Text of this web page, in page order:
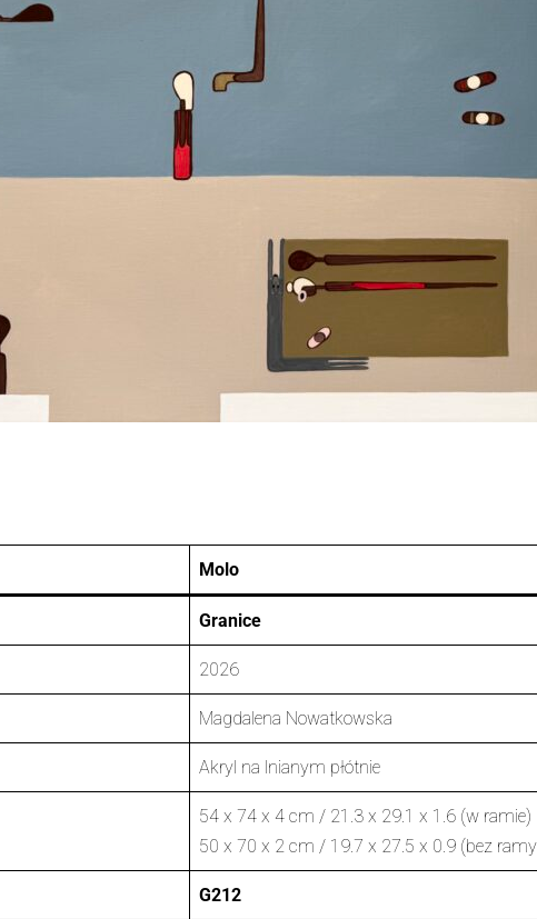
Molo
Granice
2026
Magdalena Nowatkowska
Akryl na lnianym płótnie
54 x 74 x 4 cm / 21.3 x 29.1 x 1.6 (w ramie)
50 x 70 x 2 cm / 19.7 x 27.5 x 0.9 (bez
G212